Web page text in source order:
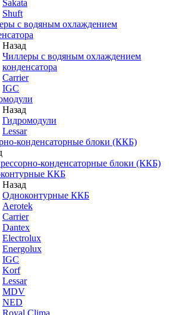
Sakata
Shuft
с водяным охлаждением
Назад
Чиллеры с водяным охлаждением
конденсатора
Carrier
IGC
Назад
Гидромодули
Lessar
конденсаторные блоки (ККБ)
конденсаторные блоки (ККБ)
ККБ
Назад
Одноконтурные ККБ
Aerotek
Carrier
Dantex
Electrolux
Energolux
IGC
Korf
Lessar
MDV
NED
Royal Clima